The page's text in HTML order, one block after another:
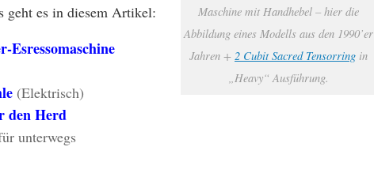
Maschine mit Handhebel – hier die
Abbildung eines Modells aus den 1990’er
Jahren + 2 Cubit Sacred Tensorring in
„Heavy“ Ausführung.
geht es in diesem Artikel:
Esressomaschine
(Elektrisch)
den Herd
unterwegs